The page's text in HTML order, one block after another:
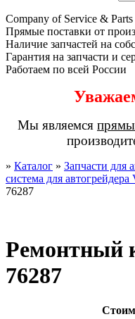
Company of Service & Parts
Прямые поставки от
Наличие запчастей на
Гарантия на запчасти и
Работаем по всей России
Мы являемся
» Каталог » Запчасти для
система для
76287
Ремонтный
76287